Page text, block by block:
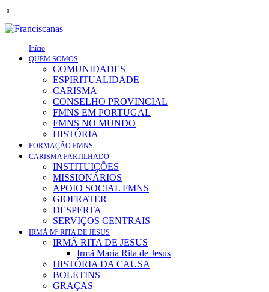
Início
QUEM SOMOS
COMUNIDADES
ESPIRITUALIDADE
CARISMA
CONSELHO PROVINCIAL
FMNS EM PORTUGAL
FMNS NO MUNDO
HISTÓRIA
FORMAÇÃO FMNS
CARISMA PARTILHADO
INSTITUIÇÕES
MISSIONÁRIOS
APOIO SOCIAL FMNS
GIOFRATER
DESPERTA
SERVIÇOS CENTRAIS
IRMÃ Mª RITA DE JESUS
IRMÃ RITA DE JESUS
Irmã Maria Rita de Jesus
HISTÓRIA DA CAUSA
BOLETINS
GRAÇAS